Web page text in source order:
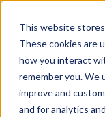
This website
These cookies are
how you interact
remember you. We
improve and
and for analytics
Press release from
Publicerat: 2026-